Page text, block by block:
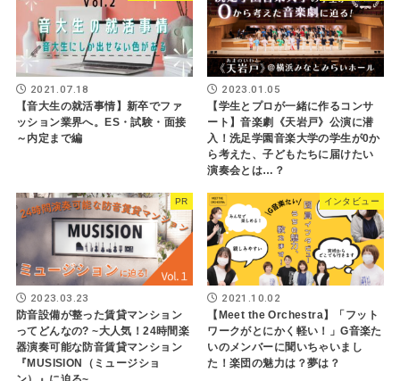
2021.07.18
【音大生の就活事情】新卒でファ
ッション業界へ。ES・試験・面接
～内定まで編
2023.01.05
【学生とプロが一緒に作るコンサ
ート】音楽劇《天岩戸》公演に潜
入！洗足学園音楽大学の学生が0か
ら考えた、子どもたちに届けたい
演奏会とは…？
PR
2023.03.23
防音設備が整った賃貸マンション
ってどんなの? ~大人気！24時間楽
器演奏可能な防音賃貸マンション
『MUSISION（ミュージショ
インタビュー
2021.10.02
【Meet the Orchestra】「フット
ワークがとにかく軽い！」G音楽た
いのメンバーに聞いちゃいまし
た！楽団の魅力は？夢は？